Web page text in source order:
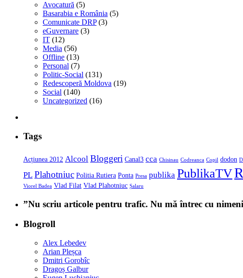
Avocatură (5)
Basarabia e România (5)
Comunicate DRP(3)
eGuvernare (3)
IT (12)
Media (56)
Offline (13)
Personal (7)
Politic-Social (131)
Redescoperă Moldova (19)
Social (140)
Uncategorized (16)
Tags
Acțiunea 2012 Alcool Bloggeri Canal3 cca Chisinau Codreanca Copil dodon
PL Plahotniuc Politia Rutiera Ponta Presa publika PublikaTV
Viorel Badea Vlad Filat Vlad Plahotniuc Șalaru
”Nu scriu articole pentru trafic. Nu mă întrec cu
Blogroll
Alex Lebedev
Arian Pleșca
Dmitri Gorobîc
Dragoș Galbur